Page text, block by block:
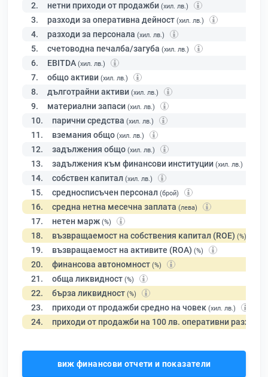
2. нетни приходи от продажби (хил. лв.)
3. разходи за оперативна дейност (хил. лв.)
4. разходи за персонала (хил. лв.)
5. счетоводна печалба/загуба (хил. лв.)
6. EBITDA (хил. лв.)
7. общо активи (хил. лв.)
8. дълготрайни активи (хил. лв.)
9. материални запаси (хил. лв.)
10. парични средства (хил. лв.)
11. вземания общо (хил. лв.)
12. задължения общо (хил. лв.)
13. задължения към финансови институции (хил. лв.)
14. собствен капитал (хил. лв.)
15. средносписъчен персонал (брой)
16. средна нетна месечна заплата (лева)
17. нетен марж (%)
18. възвращаемост на собствения капитал (ROE) (%)
19. възвращаемост на активите (ROA) (%)
20. финансова автономност (%)
21. обща ликвидност (%)
22. бърза ликвидност (%)
23. приходи от продажби средно на човек (хил. лв.)
24. приходи от продажби на 100 лв. оперативни разходи
виж финансови отчети и показатели